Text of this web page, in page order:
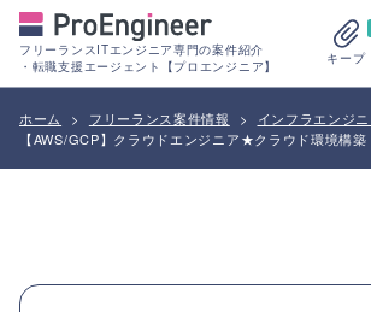
フリーランスITエンジニア専門の案件紹介
・転職支援エージェント【プロエンジニア】
キープ
ホーム > フリーランス案件情報 > インフラエンジ
【AWS/GCP】クラウドエンジニア★クラウド環境構築